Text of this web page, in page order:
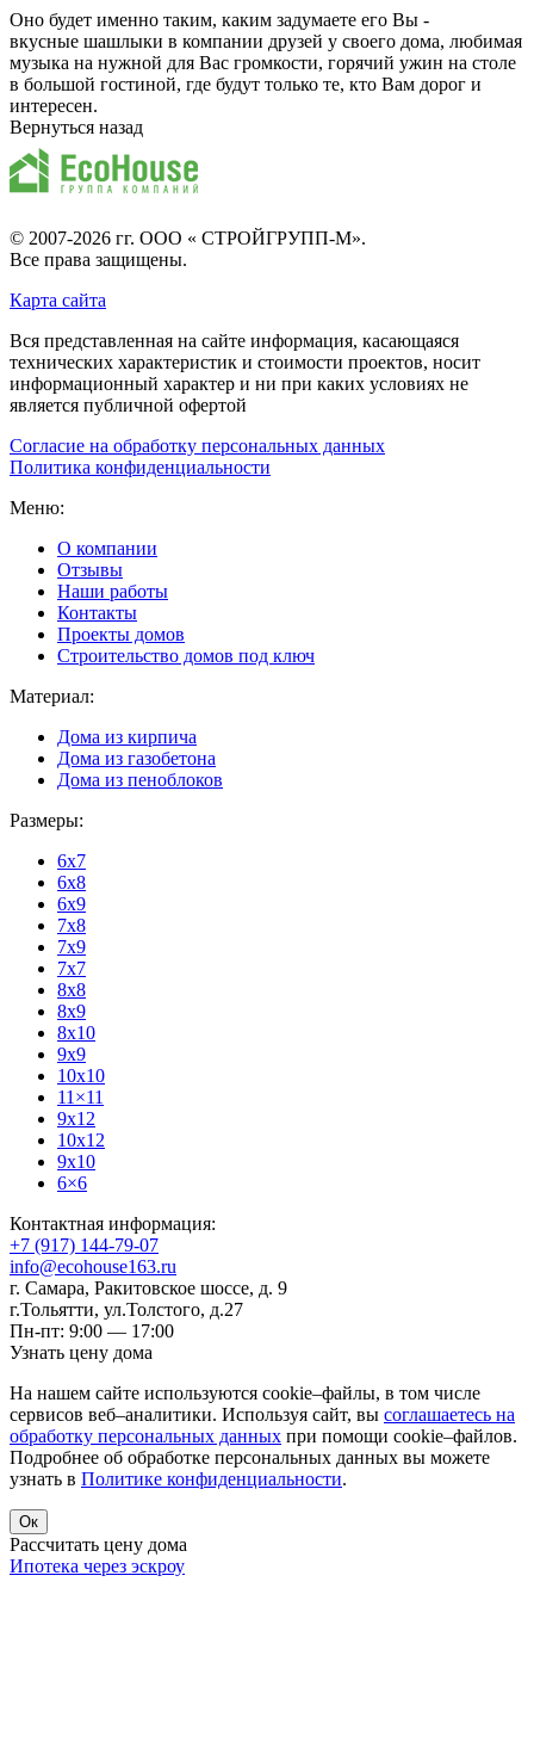
Оно будет именно таким, каким задумаете его Вы -
вкусные шашлыки в компании друзей у своего дома, любимая
музыка на нужной для Вас громкости, горячий ужин на столе
в большой гостиной, где будут только те, кто Вам дорог и
интересен.
Вернуться назад
© 2007-2026 гг. ООО « СТРОЙГРУПП-М».
Все права защищены.
Карта сайта
Вся представленная на сайте информация, касающаяся
технических характеристик и стоимости проектов, носит
информационный характер и ни при каких условиях не
является публичной офертой
Согласие на обработку персональных данных
Политика конфиденциальности
Меню:
О компании
Отзывы
Наши работы
Контакты
Проекты домов
Строительство домов под ключ
Материал:
Дома из кирпича
Дома из газобетона
Дома из пеноблоков
Размеры:
6x7
6x8
6x9
7x8
7x9
7x7
8x8
8x9
8x10
9x9
10x10
11×11
9x12
10x12
9x10
6×6
Контактная информация:
+7 (917) 144-79-07
info@ecohouse163.ru
г. Самара, Ракитовское шоссе, д. 9
г.Тольятти, ул.Толстого, д.27
Пн-пт: 9:00 — 17:00
Узнать цену дома
На нашем сайте используются cookie–файлы, в том числе
сервисов веб–аналитики. Используя сайт, вы соглашаетесь на
обработку персональных данных при помощи cookie–файлов.
Подробнее об обработке персональных данных вы можете
узнать в Политике конфиденциальности.
Ок
Рассчитать цену дома
Ипотека через эскроу